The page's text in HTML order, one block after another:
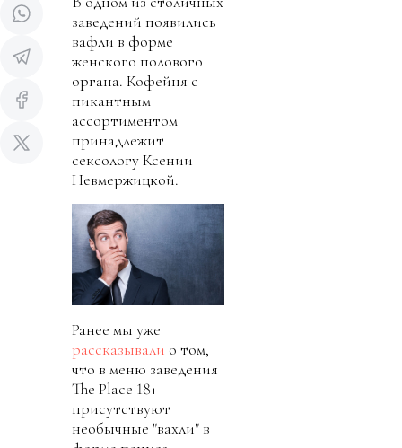
заведений появились
вафли в форме
женского полового
органа. Кофейня с
пикантным
ассортиментом
принадлежит
сексологу Ксении
Невмержицкой.
Ранее мы уже
рассказывали о том,
что в меню заведения
The Place 18+
присутствуют
необычные "вахли" в